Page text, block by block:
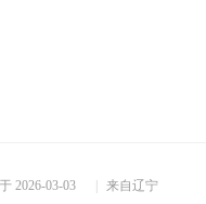
2026-03-03 来自辽宁